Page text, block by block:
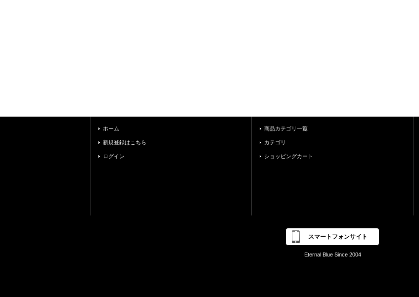
ホーム
新規登録はこちら
ログイン
商品カテゴリ一覧
カテゴリ
ショッピングカート
スマートフォンサイト
Eternal Blue Since 2004